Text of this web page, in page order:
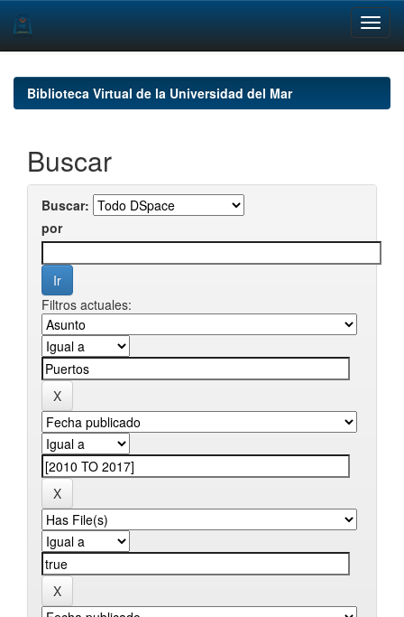
navigationBiblioteca Virtual de la Universidad del Mar
Buscar
Buscar:
por
Filtros actuales: